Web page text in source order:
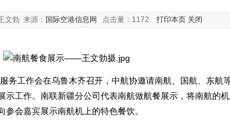
文勃 来源： 国际空港信息网 点击量： 1172 打印本页 关闭
工作会在乌鲁木齐召开，中航协邀请南航、国航、东航
示工作。南联新疆分公司代表南航做航餐展示，将南航的
会嘉宾展示南航机上的特色餐饮。